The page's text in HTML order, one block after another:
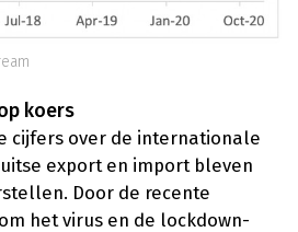
koers
cijfers over de internationale
export en import bleven
Door de recente
het virus en de lockdown-